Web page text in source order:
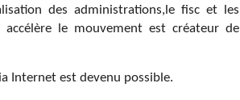
des administrations, le fisc et les
le mouvement est créateur de
Internet est devenu possible.